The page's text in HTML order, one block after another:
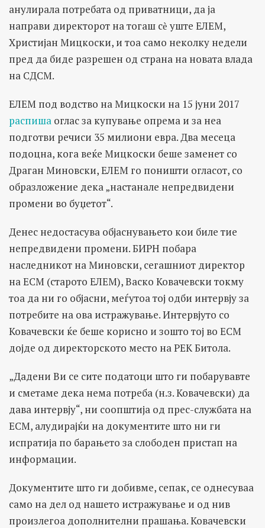
анулирала потребата од приватници, да ја
направи директорот на тогаш сѐ уште ЕЛЕМ,
Христијан Мицкоски, и тоа само неколку недели
пред да биде разрешен од страна на новата влада
на СДСМ.
ЕЛЕМ под водство на Мицкоски на 15 јуни 2017
распиша оглас за купување опрема и за неа
подготви речиси 35 милиони евра. Два месеца
подоцна, кога веќе Мицкоски беше заменет со
Драган Миновски, ЕЛЕМ го поништи огласот, со
образложение дека „настанале непредвидени
промени во буџетот“.
Денес недостасува објаснувањето кои биле тие
непредвидени промени. БИРН побара
наследникот на Миновски, сегашниот директор
на ЕСМ (старото ЕЛЕМ), Васко Ковачевски токму
тоа да ни го објасни, меѓутоа тој одби интервју за
потребите на ова истражување. Интервјуто со
Ковачевски ќе беше корисно и зошто тој во ЕСМ
дојде од директорското место на РЕК Битола.
„Дадени Ви се сите податоци што ги побарувавте
и сметаме дека нема потреба (н.з. Ковачевски) да
дава интервју“, ни соопштија од прес-службата на
ЕСМ, алудирајќи на документите што ни ги
испратија по барањето за слободен пристап на
информации.
Документите што ги добивме, сепак, се однесуваа
само на дел од нашето истражување и од нив
произлегоа дополнителни прашања. Ковачевски